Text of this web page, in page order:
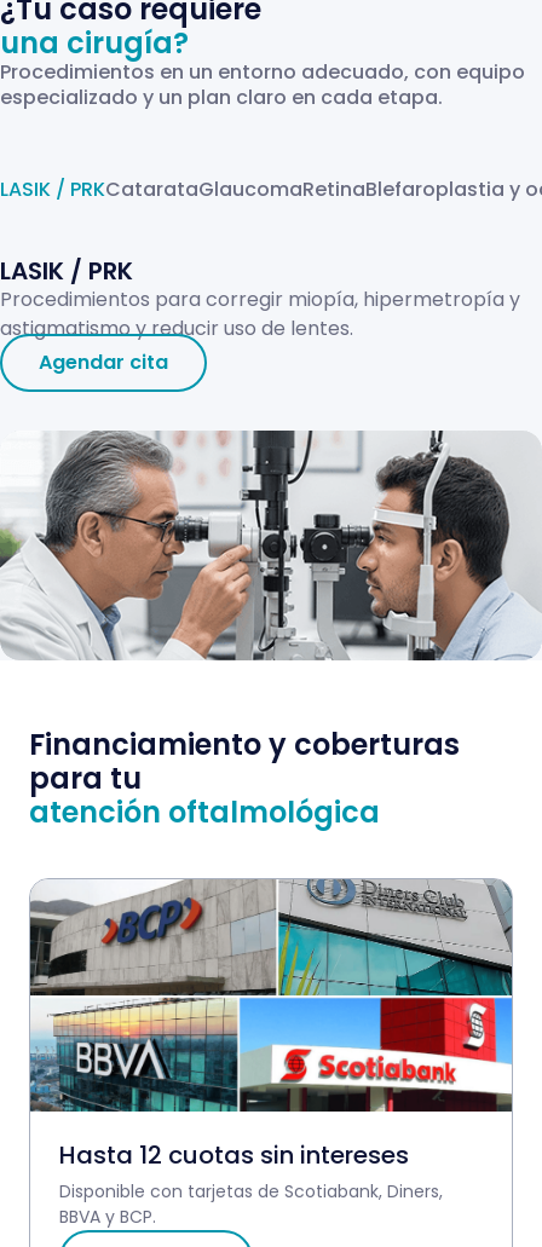
¿Tu caso requiere
una cirugía?
Procedimientos en un entorno adecuado, con equipo
especializado y un plan claro en cada etapa.
LASIK / PRKCatarataGlaucomaRetinaBlefaroplastia y
LASIK / PRK
Procedimientos para corregir miopía, hipermetropía y
astigmatismo y reducir uso de lentes.
Agendar cita
Financiamiento y coberturas
para tu
atención oftalmológica
Hasta 12 cuotas sin intereses
Disponible con tarjetas de Scotiabank, Diners,
BBVA y BCP.